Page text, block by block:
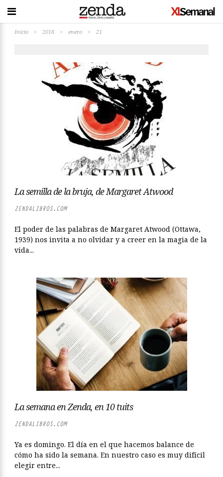
Inicio > 2018 > enero > 21
La semilla de la bruja, de Margaret Atwood
ZENDALIBROS.COM
El poder de las palabras de Margaret Atwood (Ottawa,
1939) nos invita a no olvidar y a creer en la magia de la
vida...
La semana en Zenda, en 10 tuits
ZENDALIBROS.COM
Ya es domingo. El día en el que hacemos balance de
cómo ha sido la semana. En nuestro caso es muy difícil
elegir entre...